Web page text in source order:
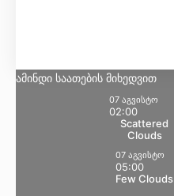
ამინდი საათების მიხედვით
07 აგვისტო
02:00
Scattered
Clouds
07 აგვისტო
05:00
Few Clouds